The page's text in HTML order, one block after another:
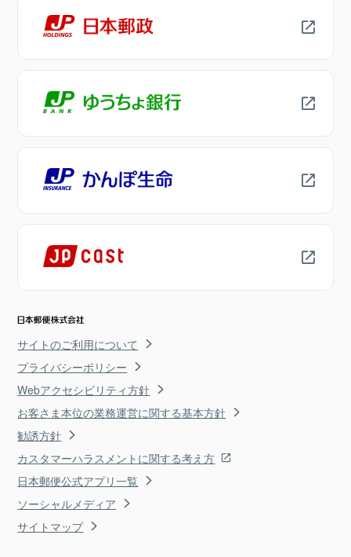
サイトのご利用について
プライバシーポリシー
Webアクセシビリティ方針
お客さま本位の業務運営に関する基本方針
勧誘方針
カスタマーハラスメントに関する考え方
日本郵便公式アプリ一覧
ソーシャルメディア
サイトマップ